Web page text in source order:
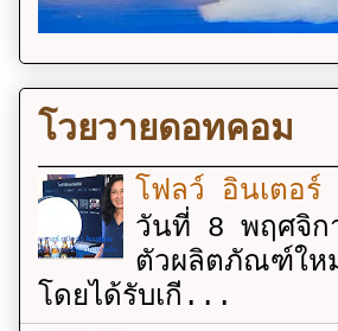
โวยวายดอทคอม
โฟลว์ อินเตอร์
วันที่ 8 พฤศจิก
ตัวผลิตภัณฑ์ให
โดยได้รับเกี...